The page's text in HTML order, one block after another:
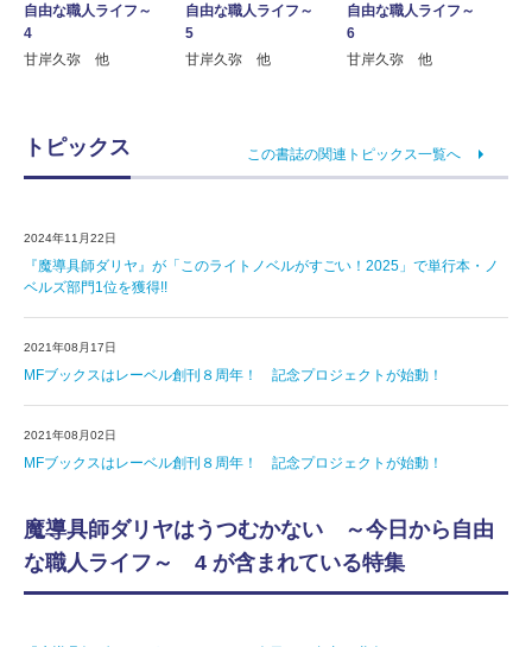
自由な職人ライフ～
4
甘岸久弥 他
自由な職人ライフ～
5
甘岸久弥 他
自由な職人ライフ～
6
甘岸久弥 他
トピックス この書誌の関連トピックス一覧へ
2024年11月22日
『魔導具師ダリヤ』が「このライトノベルがすごい！2025」で単行本・ノ
ベルズ部門1位を獲得!!
2021年08月17日
MFブックスはレーベル創刊８周年！ 記念プロジェクトが始動！
2021年08月02日
MFブックスはレーベル創刊８周年！ 記念プロジェクトが始動！
魔導具師ダリヤはうつむかない ～今日から自由
な職人ライフ～ 4 が含まれている特集